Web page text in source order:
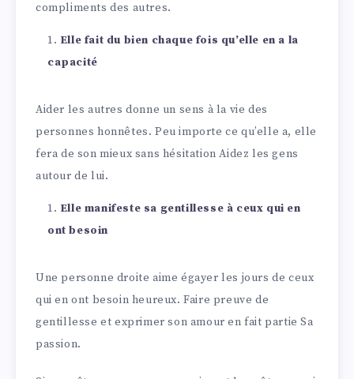
compliments des autres.
Elle fait du bien chaque fois qu’elle en a la
capacité
Aider les autres donne un sens à la vie des
personnes honnêtes. Peu importe ce qu’elle a, elle
fera de son mieux sans hésitation Aidez les gens
autour de lui.
Elle manifeste sa gentillesse à ceux qui en
ont besoin
Une personne droite aime égayer les jours de ceux
qui en ont besoin heureux. Faire preuve de
gentillesse et exprimer son amour en fait partie Sa
passion.